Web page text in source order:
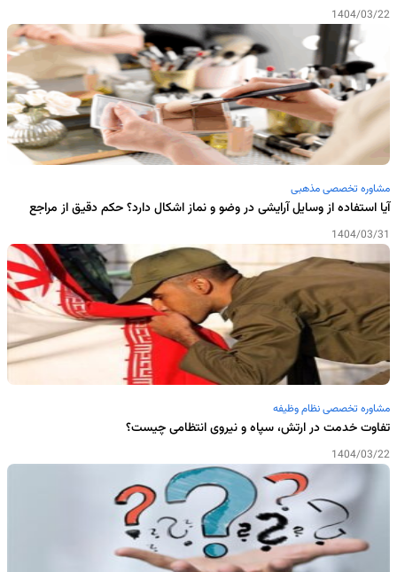
1404/03/22
مشاوره تخصصی مذهبی
آیا استفاده از وسایل آرایشی در وضو و نماز اشکال دارد؟ حکم دقیق از مراجع
1404/03/31
مشاوره تخصصی نظام وظیفه
تفاوت خدمت در ارتش، سپاه و نیروی انتظامی چیست؟
1404/03/22